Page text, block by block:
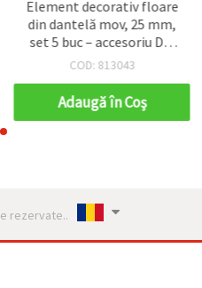
Element decorativ floare
din dantelă mov, 25 mm,
set 5 buc – accesoriu DIY
pentru craft, handmade și
COD: 813043
Adaugă în Coş
rezervate..